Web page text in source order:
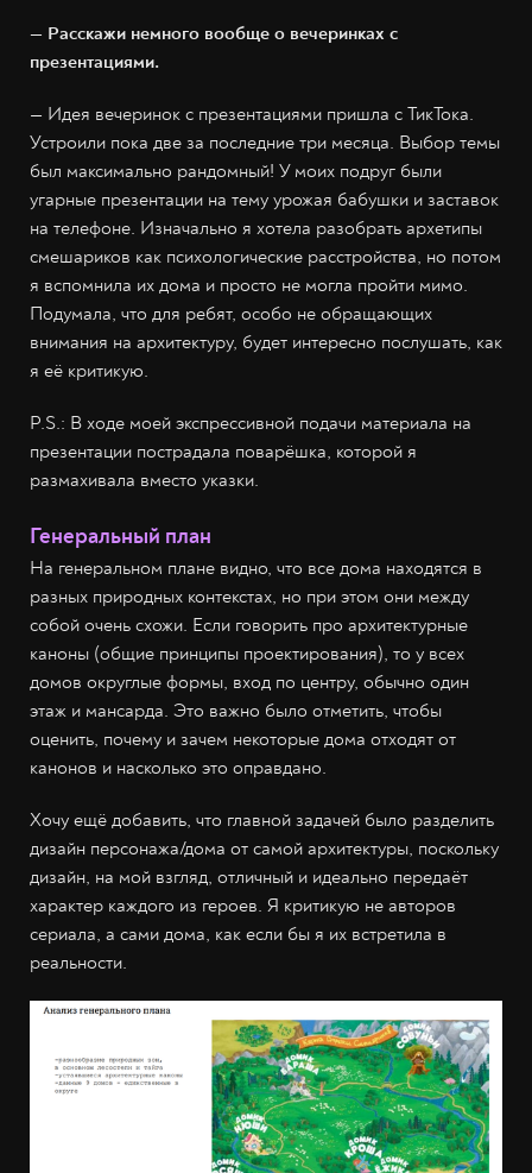
— Расскажи немного вообще о вечеринках с
презентациями.
— Идея вечеринок с презентациями пришла с ТикТока.
Устроили пока две за последние три месяца. Выбор темы
был максимально рандомный! У моих подруг были
угарные презентации на тему урожая бабушки и заставок
на телефоне. Изначально я хотела разобрать архетипы
смешариков как психологические расстройства, но потом
я вспомнила их дома и просто не могла пройти мимо.
Подумала, что для ребят, особо не обращающих
внимания на архитектуру, будет интересно послушать, как
я её критикую.
P.S.: В ходе моей экспрессивной подачи материала на
презентации пострадала поварёшка, которой я
размахивала вместо указки.
Генеральный план
На генеральном плане видно, что все дома находятся в
разных природных контекстах, но при этом они между
собой очень схожи. Если говорить про архитектурные
каноны (общие принципы проектирования), то у всех
домов округлые формы, вход по центру, обычно один
этаж и мансарда. Это важно было отметить, чтобы
оценить, почему и зачем некоторые дома отходят от
канонов и насколько это оправдано.
Хочу ещё добавить, что главной задачей было разделить
дизайн персонажа/дома от самой архитектуры, поскольку
дизайн, на мой взгляд, отличный и идеально передаёт
характер каждого из героев. Я критикую не авторов
сериала, а сами дома, как если бы я их встретила в
реальности.